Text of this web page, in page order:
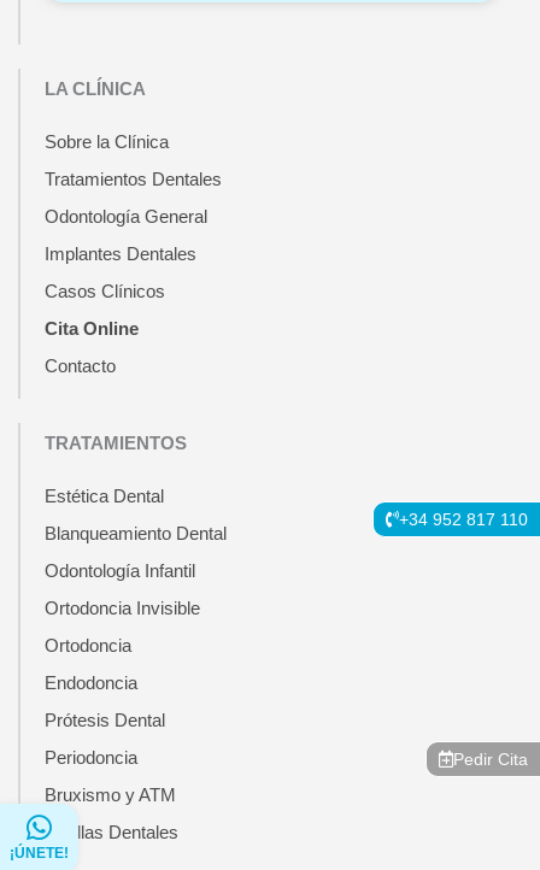
¡ÚNETE!
+34 952 817 110
Pedir Cita
LA CLÍNICA
Sobre la Clínica
Tratamientos Dentales
Odontología General
Implantes Dentales
Casos Clínicos
Cita Online
Contacto
TRATAMIENTOS
Estética Dental
Blanqueamiento Dental
Odontología Infantil
Ortodoncia Invisible
Ortodoncia
Endodoncia
Prótesis Dental
Periodoncia
Bruxismo y ATM
Carillas Dentales